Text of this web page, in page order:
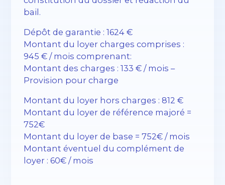
bail.
Dépôt de garantie : 1624 €
Montant du loyer charges comprises :
945 € / mois comprenant:
Montant des charges : 133 € / mois –
Provision pour charge
Montant du loyer hors charges : 812 €
Montant du loyer de référence majoré =
752€
Montant du loyer de base = 752€ / mois
Montant éventuel du complément de
loyer : 60€ / mois